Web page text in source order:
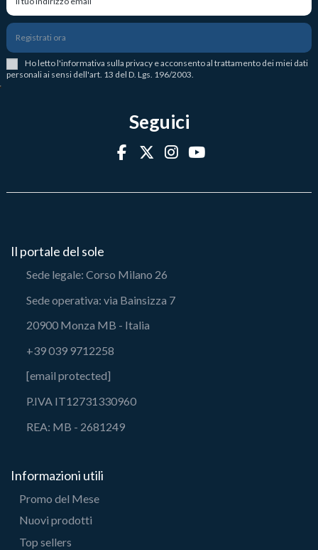
Registrati ora
Ho letto l'informativa sulla privacy e acconsento al trattamento dei miei dati
personali ai sensi dell'art. 13 del D. Lgs. 196/2003.
Seguici
Il portale del sole
Sede legale: Corso Milano 26
Sede operativa: via Bainsizza 7
20900 Monza MB - Italia
+39 039 9712258
[email protected]
P.IVA IT12731330960
REA: MB - 2681249
Informazioni utili
Promo del Mese
Nuovi prodotti
Top sellers